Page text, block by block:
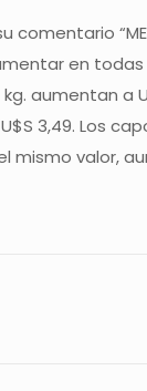
en
aumentan a
3,49. Los
valor,